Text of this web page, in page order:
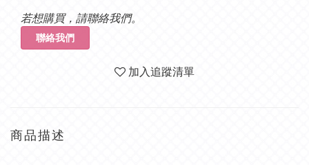
若想購買，請聯絡我們。
聯絡我們
加入追蹤清單
商品描述